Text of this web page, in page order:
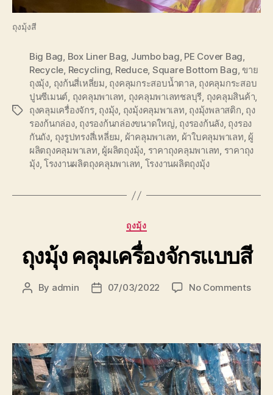
ถุงมุ้งสี
Tags
Big Bag, Box Liner Bag, Jumbo bag, PE Cover Bag,
Recycle, Recycling, Reduce, Square Bottom Bag,ขาย
ถุงมุ้ง, ถุงก้นสี่เหลี่ยม, ถุงคลุมกระสอบน้ำตาล, ถุงคลุมกระสอบ
ปูนซีเมนต์, ถุงคลุมพาเลท, ถุงคลุมพาเลทชลบุรี, ถุงคลุมสินค้า,
ถุงคลุมเครื่องจักร, ถุงมุ้ง, ถุงมุ้งคลุมพาเลท, ถุงมุ้งพลาสติก, ถุง
รองก้นกล่อง, ถุงรองก้นกล่องขนาดใหญ่, ถุงรองก้นลัง, ถุงรอง
กันถัง, ถุงรูปทรงสี่เหลี่ยม, ผ้าคลุมพาเลท, ผ้าใบคลุมพาเลท, ผู้
ผลิตถุงคลุมพาเลท, ผู้ผลิตถุงมุ้ง, ราคาถุงคลุมพาเลท, ราคาถุง
มุ้ง, โรงงานผลิตถุงคลุมพาเลท, โรงงานผลิตถุงมุ้ง
Categories
ถุงมุ้ง
ถุงมุ้ง คลุมเครื่องจักรแบบสี
Post
By admin
Post07/03/2022 No Commentson
เครื่อ
แบบ
สี